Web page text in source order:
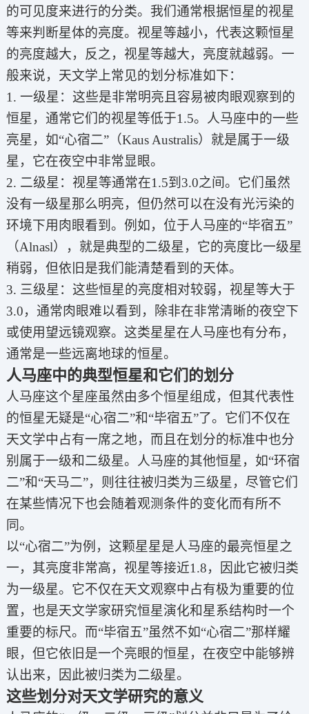
的可见度来进行的分类。我们通常根据恒星的视星
等来判断星体的亮度。视星等越小，代表这颗恒星
的亮度越大，反之，视星等越大，亮度就越弱。一
般来说，天文学上常见的划分标准如下：
1. 一级星：这些是非常明亮且容易被肉眼观察到的
恒星，通常它们的视星等低于1.5。人马座中的一些
亮星，如“心宿二”（Kaus Australis）就是属于一级
星，它在夜空中非常显眼。
2. 二级星：视星等通常在1.5到3.0之间。它们虽然
没有一级星那么明亮，但仍然可以在没有光污染的
环境下用肉眼看到。例如，位于人马座的“毕宿五”
（Alnasl），就是典型的二级星，它的亮度比一级星
稍弱，但依旧是我们能清楚看到的天体。
3. 三级星：这些恒星的亮度相对较弱，视星等大于
3.0，通常肉眼难以看到，除非在非常清晰的夜空下
或使用望远镜观察。这类星星在人马座也有分布，
通常是一些远离地球的恒星。
人马座中的典型恒星和它们的划分
人马座这个星座虽然由多个恒星组成，但其代表性
的恒星无疑是“心宿二”和“毕宿五”了。它们不仅在
天文学中占有一席之地，而且在划分的标准中也分
别属于一级和二级星。人马座的其他恒星，如“环宿
二”和“天马二”，则往往被归类为三级星，尽管它们
在某些情况下也会随着观测条件的变化而有所不
同。
以“心宿二”为例，这颗星星是人马座的最亮恒星之
一，其亮度非常高，视星等接近1.8，因此它被归类
为一级星。它不仅在天文观察中占有极为重要的位
置，也是天文学家研究恒星演化和星系结构时一个
重要的标尺。而“毕宿五”虽然不如“心宿二”那样耀
眼，但它依旧是一个亮眼的恒星，在夜空中能够辨
认出来，因此被归类为二级星。
这些划分对天文学研究的意义